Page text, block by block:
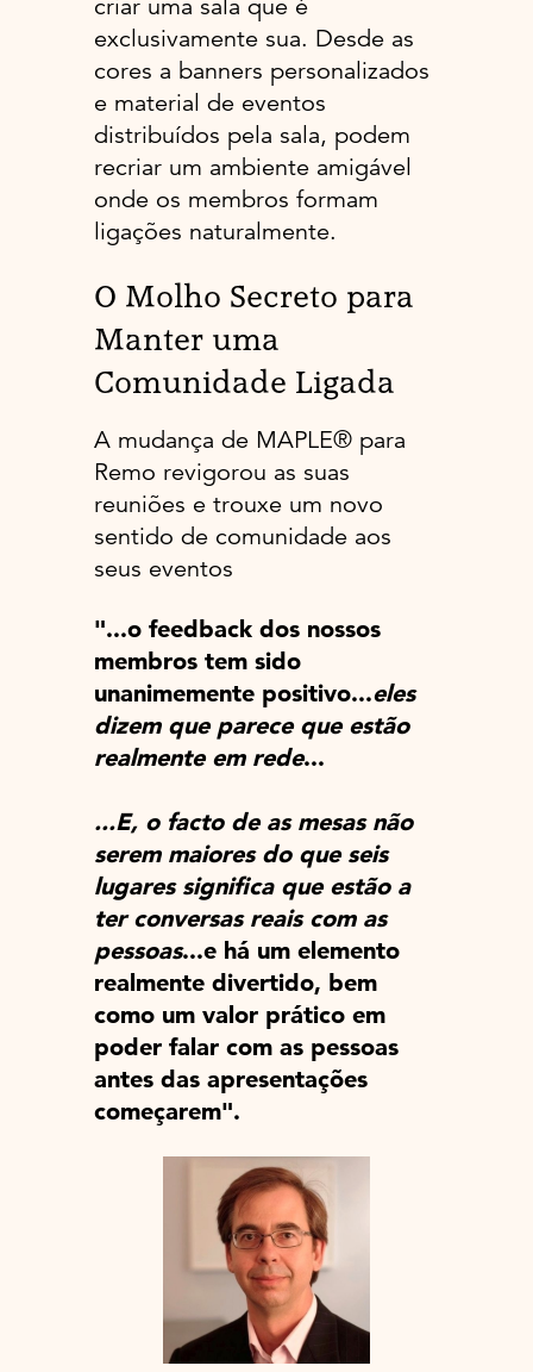
criar uma sala que é
exclusivamente sua. Desde as
cores a banners personalizados
e material de eventos
distribuídos pela sala, podem
recriar um ambiente amigável
onde os membros formam
ligações naturalmente.
O Molho Secreto para
Manter uma
Comunidade Ligada
A mudança de MAPLE® para
Remo revigorou as suas
reuniões e trouxe um novo
sentido de comunidade aos
seus eventos
"...o feedback dos nossos
membros tem sido
unanimemente positivo...eles
dizem que parece que estão
realmente em rede...
...E, o facto de as mesas não
serem maiores do que seis
lugares significa que estão a
ter conversas reais com as
pessoas...e há um elemento
realmente divertido, bem
como um valor prático em
poder falar com as pessoas
antes das apresentações
começarem".